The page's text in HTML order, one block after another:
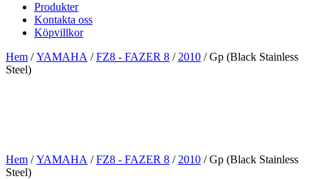
Produkter
Kontakta oss
Köpvillkor
Hem /YAMAHA /FZ8 - FAZER 8 / 2010 / Gp (Black Stainless
Steel)
Hem /YAMAHA /FZ8 - FAZER 8 / 2010 / Gp (Black Stainless
Steel)